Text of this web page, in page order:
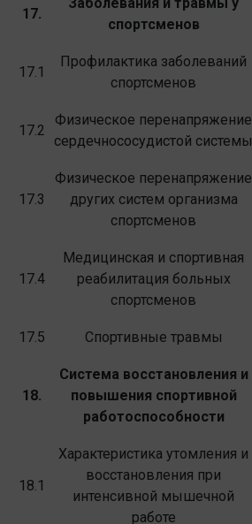
17.
спортсменов
17.1
Профилактика заболеваний
спортсменов
17.2
Физическое перенапряжение
сердечно­сосудистой системы
17.3
Физическое перенапряжение
других сис­тем организма
спортсменов
17.4
Медицинская и спортивная
реабилитация больных
спортсменов
17.5 Спортивные травмы
18.
Система восстановления и
повышения спор­тивной
работоспособности
18.1
Характеристика утомления и
восстановле­ния при
интенсивной мышечной
работе